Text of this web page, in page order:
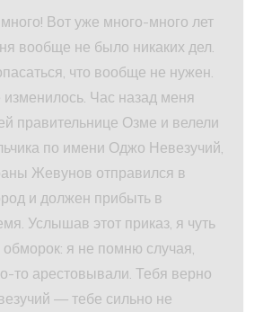
Вот уже много-много лет
вообще не было никаких дел.
что вообще не нужен.
изменилось. Час назад меня
правительнице Озме и велели
по имени Оджо Невезучий,
Жевунов отправился в
и должен прибыть в
Услышав этот приказ, я чуть
я не помню случая,
то арестовывали. Тебя верно
— тебе сильно не